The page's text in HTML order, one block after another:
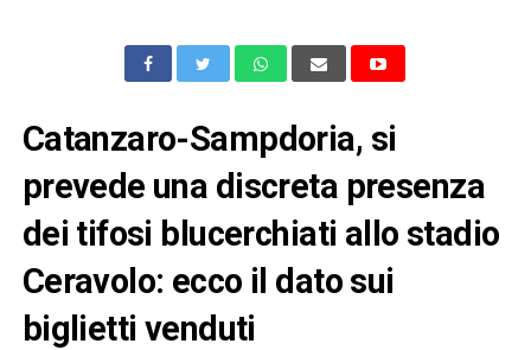
Catanzaro-Sampdoria, si
prevede una discreta presenza
dei tifosi blucerchiati allo stadio
Ceravolo: ecco il dato sui
biglietti venduti